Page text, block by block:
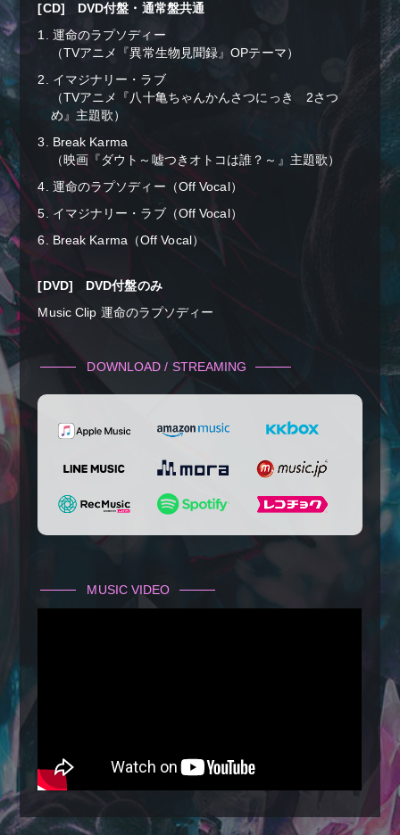
[CD] DVD付盤・通常盤共通
1. 運命のラプソディー
（TVアニメ『異常生物見聞録』OPテーマ）
2. イマジナリー・ラブ
（TVアニメ『八十亀ちゃんかんさつにっき 2さつ
め』主題歌）
3. Break Karma
（映画『ダウト～嘘つきオトコは誰？～』主題歌）
4. 運命のラプソディー（Off Vocal）
5. イマジナリー・ラブ（Off Vocal）
6. Break Karma（Off Vocal）
[DVD] DVD付盤のみ
Music Clip 運命のラプソディー
DOWNLOAD / STREAMING
MUSIC VIDEO